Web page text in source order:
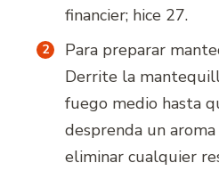
financier; hice 27.
Para preparar
Derrite la
fuego medio hasta
desprenda un
eliminar cualquier